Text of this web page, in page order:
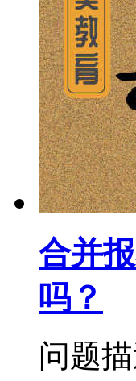
合并
吗？
问题